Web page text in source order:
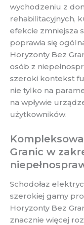
wychodzeniu z
rehabilitacyjnych,
efekcie zmniejsza
poprawia się
Horyzonty Bez
osób z
szeroki kontekst
nie tylko na
na wpływie
użytkowników.
Granic w
Schodołaz
szerokiej gamy
Horyzonty Bez
znacznie więcej